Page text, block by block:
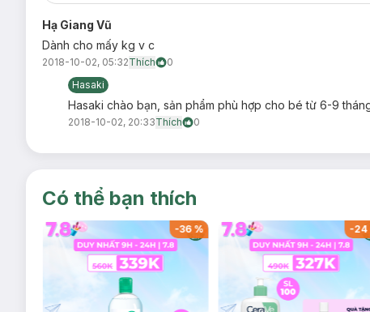
Hạ Giang Vũ
Dành cho mấy kg v c
2018-10-02, 05:32Thích
0
Hasaki
Hasaki chào bạn, sản phẩm phù hợp cho bé từ 6-9
2018-10-02, 20:33Thích 0
Có thể bạn thích
-36% -24